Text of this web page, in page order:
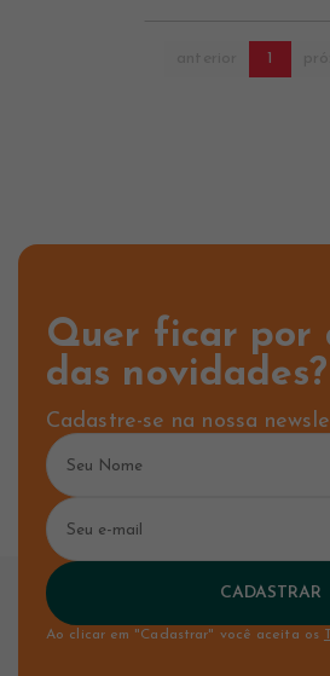
1
Quer ficar por
das novidades?
Cadastre-se na nossa
CADASTRAR
Ao clicar em "Cadastrar" você aceita os